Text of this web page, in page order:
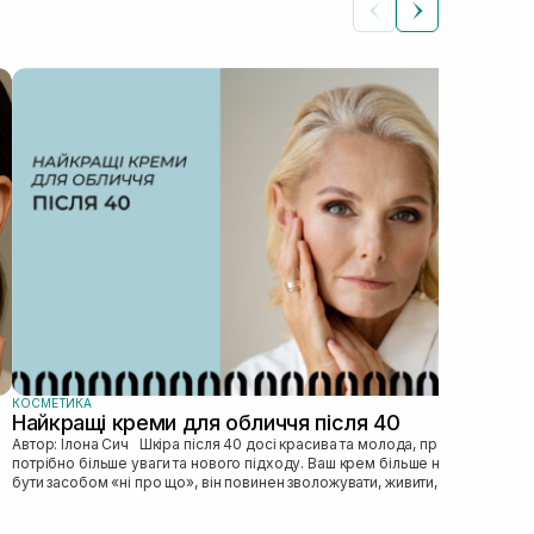
КОСМЕТИКА
Найкращі креми для обличчя після 40
Автор: Ілона Сич Шкіра після 40 досі красива та молода, просто їй
потрібно більше уваги та нового підходу. Ваш крем більше не може
бути засобом «ні про що», він повинен зволожувати, живити, покр...